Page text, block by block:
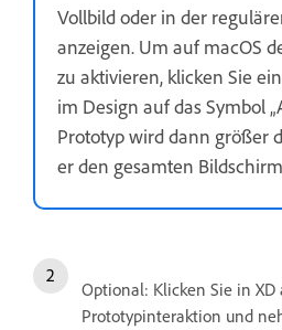
Vollbild oder in der
anzeigen. Um auf macOS
zu aktivieren, klicken Sie
im Design auf das Symbol
Prototyp wird dann größer
er den gesamten
Optional: Klicken Sie in
Prototypinteraktion und